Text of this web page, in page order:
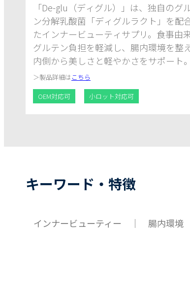
「De-glu（ディグル）」は、独自のグ
ン分解乳酸菌「ディグルラクト」を配
たインナービューティサプリ。食事由
グルテン負担を軽減し、腸内環境を整
内側から美しさと軽やかさをサポート
麦製品を楽しみながら体調を整えたい方
寄り添う、新しい腸活サプリです。
＞製品詳細はこちら
OEM対応可 小ロット対応可
キーワード・特徴
インナービューティー ｜ 腸内環